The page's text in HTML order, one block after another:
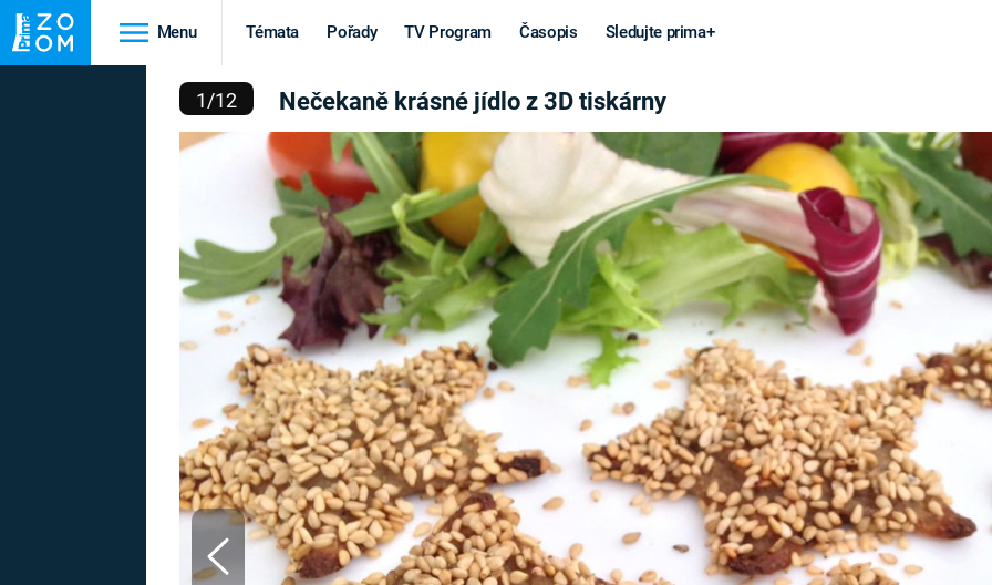
Menu Témata Pořady TV Program Časopis Sledujte prima+
HEDVÁBNÁ STEZKA
Historie
VIKINGOVÉ
EPIDEMIE A
PANDEMIE
STAROVĚKÝ EGYPT
Věda a
technika
KORONAVIRUS
VESMÍR
MARS
Války
STUDENÁ
VÁLKA VE
VIETNAMU
VÁLEČNÉ
světová válka
Výročí
MARIE TEREZIE
NAPOLEON
BONAPARTE
Záhady a
konspirace
UFO A
MIMOZEMŠŤANÉ
FILMY
REALITA
HORORY
JÍDLO Z 3D TISKÁRNY
1/12 Nečekaně krásné jídlo z 3D tiskárny